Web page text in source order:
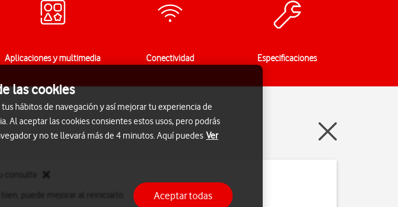
Aplicaciones y multimedia Conectividad Especificaciones
puede mejorar al reiniciarlo.
las cookies
hábitos de navegación y así mejorar tu experiencia de
Al aceptar las cookies consientes estos usos, pero podrás
y no te llevará más de 4 minutos. Aquí puedes Ver
Aceptar todas